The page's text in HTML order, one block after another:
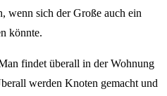
wenn sich der Große auch ein
könnte.
findet überall in der Wohnung
werden Knoten gemacht und